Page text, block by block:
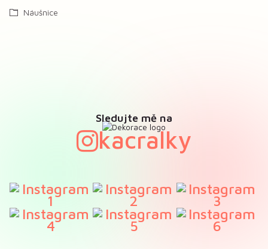
Náušnice
Sledujte mě na
kacralky